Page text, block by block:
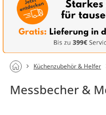
Küchenzubehör & Helfer
Messbecher &